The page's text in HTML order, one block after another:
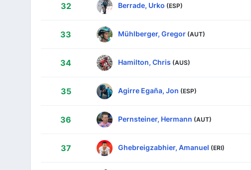
32 Berrade, Urko (ESP)
33 Mühlberger, Gregor (AUT)
34 Hamilton, Chris (AUS)
35 Agirre Egaña, Jon (ESP)
36 Pernsteiner, Hermann (AUT)
37 Ghebreigzabhier, Amanuel (ERI)